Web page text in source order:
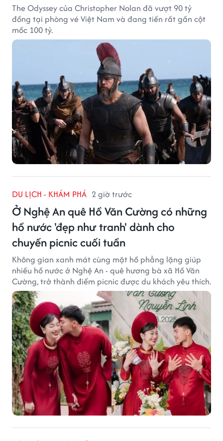
The Odyssey của Christopher Nolan đã vượt 90 tỷ
đồng tại phòng vé Việt Nam và đang tiến rất gần cột
mốc 100 tỷ.
DU LỊCH - KHÁM PHÁ 2 giờ trước
Ở Nghệ An quê Hồ Văn Cường có những
hồ nước 'đẹp như tranh' dành cho
chuyến picnic cuối tuần
Không gian xanh mát cùng mặt hồ phẳng lặng giúp
nhiều hồ nước ở Nghệ An - quê hương bà xã Hồ Văn
Cường, trở thành điểm picnic được du khách yêu thích.